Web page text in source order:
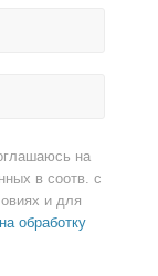
на
в соотв. с
и для
обработку